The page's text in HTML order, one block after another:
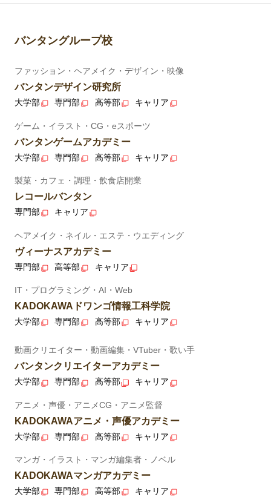
バンタングループ校
ファッション・ヘアメイク・デザイン・映像
バンタンデザイン研究所
大学部 専門部 高等部 キャリア
ゲーム・イラスト・CG・eスポーツ
バンタンゲームアカデミー
大学部 専門部 高等部 キャリア
製菓・カフェ・調理・飲食店開業
レコールバンタン
専門部 キャリア
ヘアメイク・ネイル・エステ・ウエディング
ヴィーナスアカデミー
専門部 高等部 キャリア
IT・プログラミング・AI・Web
KADOKAWAドワンゴ情報工科学院
大学部 専門部 高等部 キャリア
動画クリエイター・動画編集・VTuber・歌い手
バンタンクリエイターアカデミー
大学部 専門部 高等部 キャリア
アニメ・声優・アニメCG・アニメ監督
KADOKAWAアニメ・声優アカデミー
大学部 専門部 高等部 キャリア
マンガ・イラスト・マンガ編集者・ノベル
KADOKAWAマンガアカデミー
大学部 専門部 高等部 キャリア